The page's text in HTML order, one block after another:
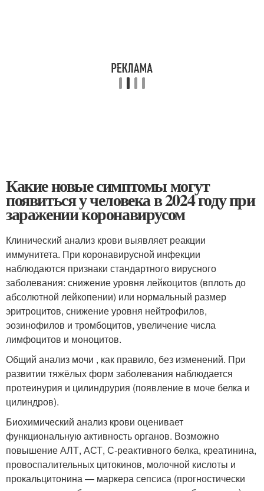
Какие новые симптомы могут
появиться у человека в 2024 году при
заражении коронавирусом
Клинический анализ крови выявляет реакции
иммунитета. При коронавирусной инфекции
наблюдаются признаки стандартного вирусного
заболевания: снижение уровня лейкоцитов (вплоть до
абсолютной лейкопении) или нормальный размер
эритроцитов, снижение уровня нейтрофилов,
эозинофилов и тромбоцитов, увеличение числа
лимфоцитов и моноцитов.
Общий анализ мочи , как правило, без изменений. При
развитии тяжёлых форм заболевания наблюдается
протеинурия и цилиндрурия (появление в моче белка и
цилиндров).
Биохимический анализ крови оценивает
функциональную активность органов. Возможно
повышение АЛТ, АСТ, С-реактивного белка, креатинина,
провоспалительных цитокинов, молочной кислоты и
прокальцитонина — маркера сепсиса (прогностически